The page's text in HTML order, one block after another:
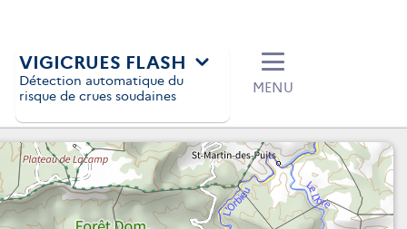
VIGICRUES FLASH
Détection automatique du
risque de crues soudaines
MENU